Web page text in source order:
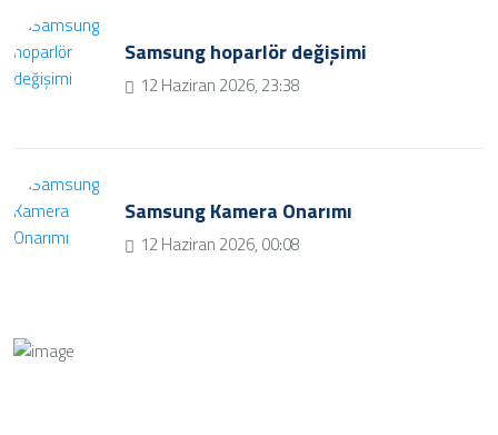
Samsung hoparlör değişimi
12 Haziran 2026, 23:38
Samsung Kamera Onarımı
12 Haziran 2026, 00:08